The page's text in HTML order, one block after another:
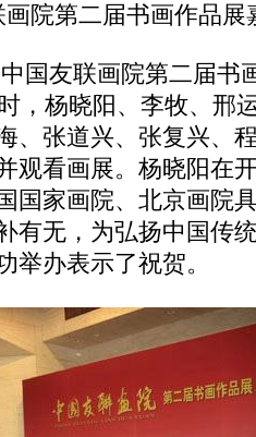
画院第二届书画作品展
友联画院第二届书
，杨晓阳、李牧、邢
、张道兴、张复兴、
观看画展。杨晓阳在
国家画院、北京画院
有无，为弘扬中国传
举办表示了祝贺。